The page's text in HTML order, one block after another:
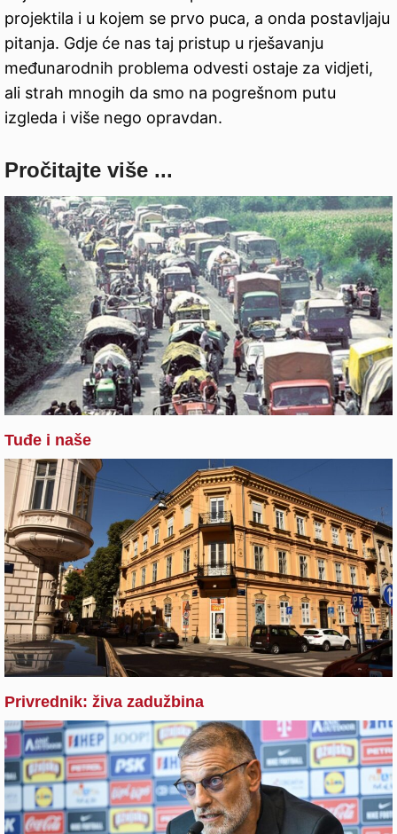
projektila i u kojem se prvo puca, a onda postavljaju
pitanja. Gdje će nas taj pristup u rješavanju
međunarodnih problema odvesti ostaje za vidjeti,
ali strah mnogih da smo na pogrešnom putu
izgleda i više nego opravdan.
Pročitajte više ...
Tuđe i naše
Privrednik: živa zadužbina